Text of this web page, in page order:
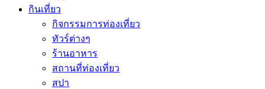
กินเที่ยว
กิจกรรมการท่องเที่ยว
ทัวร์ต่างๆ
ร้านอาหาร
สถานที่ท่องเที่ยว
สปา